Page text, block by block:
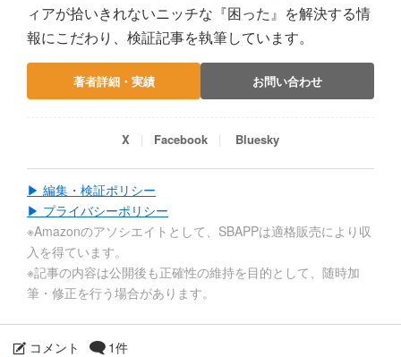
ィアが拾いきれないニッチな『困った』を解決する情
報にこだわり、検証記事を執筆しています。
著者詳細・実績 お問い合わせ
X Facebook Bluesky
▶ 編集・検証ポリシー
▶ プライバシーポリシー
※Amazonのアソシエイトとして、SBAPPは適格販売により収
入を得ています。
※記事の内容は公開後も正確性の維持を目的として、随時加
筆・修正を行う場合があります。
コメント
1件